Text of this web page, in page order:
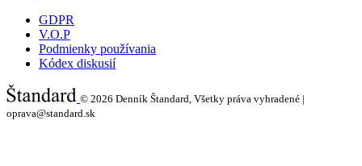
GDPR
V.O.P
Podmienky používania
Kódex diskusií
© 2026 Denník Štandard, Všetky práva vyhradené |
oprava@standard.sk